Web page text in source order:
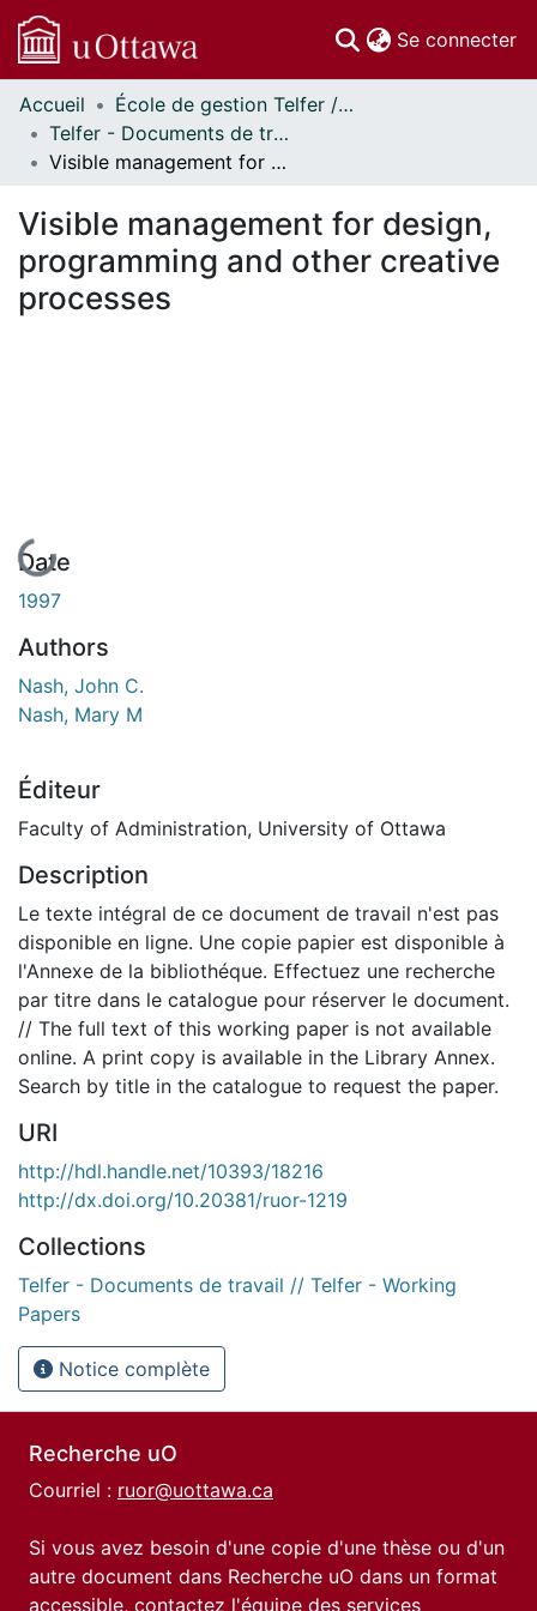
Se connecter
Communautés
et collections
Parcourir
À propos
Accueil
École de gestion Telfer // Telfer School of Management
Telfer - Documents de travail // Telfer - Working Papers
Visible management for design, programming and other creative processes
Visible management for design,
programming and other creative
processes
En cours de chargement...
Date
1997
Authors
Nash, John C.
Nash, Mary M
Éditeur
Faculty of Administration, University of Ottawa
Description
Le texte intégral de ce document de travail n'est pas
disponible en ligne. Une copie papier est disponible à
l'Annexe de la bibliothéque. Effectuez une recherche
par titre dans le catalogue pour réserver le document.
// The full text of this working paper is not available
online. A print copy is available in the Library Annex.
Search by title in the catalogue to request the paper.
URI
http://hdl.handle.net/10393/18216
http://dx.doi.org/10.20381/ruor-1219
Collections
Telfer - Documents de travail // Telfer - Working
Papers
Notice complète
Recherche uO
Courriel : ruor@uottawa.ca
Si vous avez besoin d'une copie d'une thèse ou d'un
autre document dans Recherche uO dans un format
accessible, contactez l'équipe des services